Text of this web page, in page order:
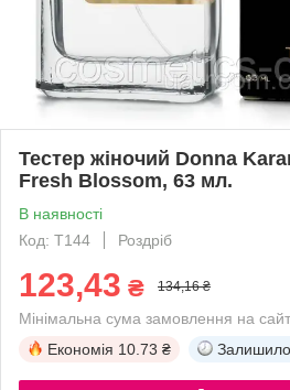
Тестер жіночий Donna
Fresh Blossom, 63 мл.
В наявності
Код: T144
Роздріб
123,43 ₴ 134,16 ₴
Мінімальна сума замовлення на
Економія 10.73 ₴